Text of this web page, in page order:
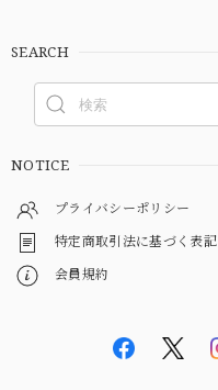
SEARCH
NOTICE
プライバシーポリシー
特定商取引法に基づく表記
会員規約